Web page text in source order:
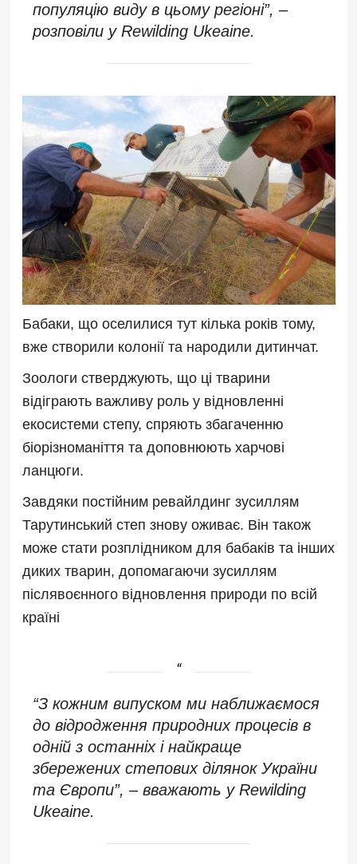
популяцію виду в цьому регіоні”, –
розповіли у Rewilding Ukeaine.
Бабаки, що оселилися тут кілька років тому,
вже створили колонії та народили дитинчат.
Зоологи стверджують, що ці тварини
відіграють важливу роль у відновленні
екосистеми степу, спряють збагаченню
біорізноманіття та доповнюють харчові
ланцюги.
Завдяки постійним ревайлдинг зусиллям
Тарутинський степ знову оживає. Він також
може стати розплідником для бабаків та інших
диких тварин, допомагаючи зусиллям
післявоєнного відновлення природи по всій
країні
“З кожним випуском ми наближаємося
до відродження природних процесів в
одній з останніх і найкраще
збережених степових ділянок України
та Європи”, – вважають у Rewilding
Ukeaine.